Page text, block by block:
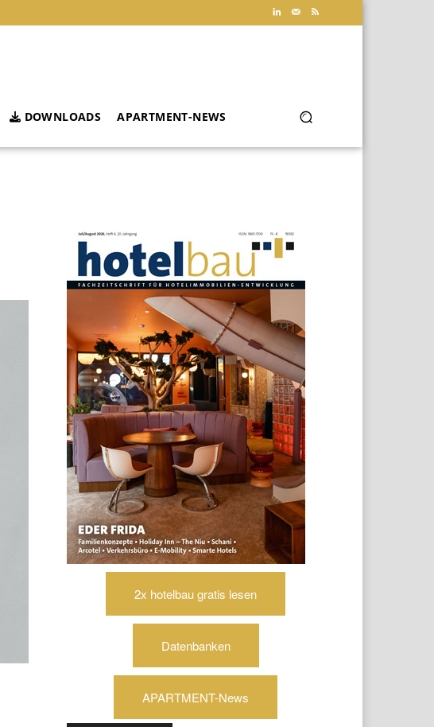
DOWNLOADS APARTMENT-NEWS
2x hotelbau gratis lesen
Datenbanken
APARTMENT-News